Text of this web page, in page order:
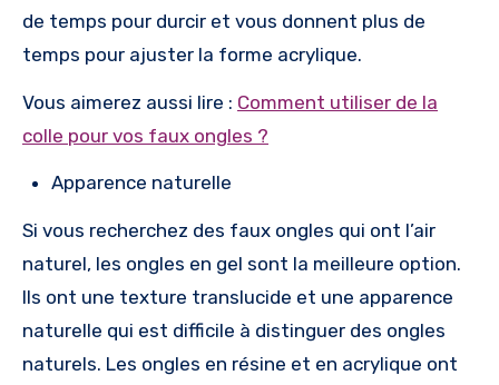
de temps pour durcir et vous donnent plus de
temps pour ajuster la forme acrylique.
Vous aimerez aussi lire : Comment utiliser de la
colle pour vos faux ongles ?
Apparence naturelle
Si vous recherchez des faux ongles qui ont l’air
naturel, les ongles en gel sont la meilleure option.
Ils ont une texture translucide et une apparence
naturelle qui est difficile à distinguer des ongles
naturels. Les ongles en résine et en acrylique ont